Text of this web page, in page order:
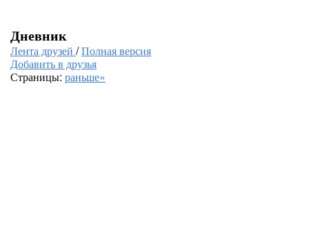
Дневник
Лента друзей /Полная версия
Добавить в друзья
Страницы: раньше»